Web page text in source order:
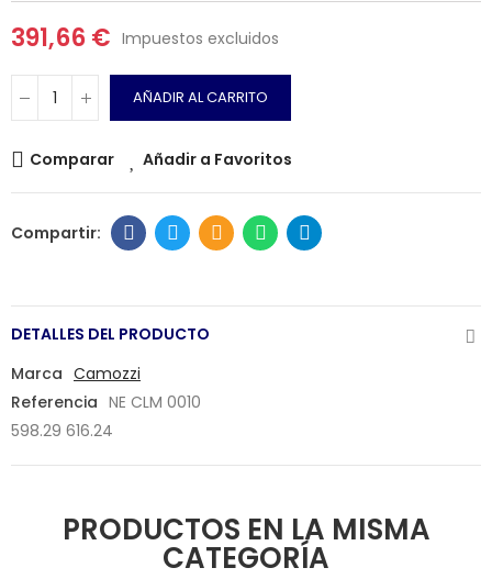
391,66 € Impuestos excluidos
AÑADIR AL CARRITO
Comparar Añadir a Favoritos
DETALLES DEL PRODUCTO
Marca Camozzi
Referencia NE CLM 0010
598.29 616.24
PRODUCTOS EN LA MISMA
CATEGORÍA